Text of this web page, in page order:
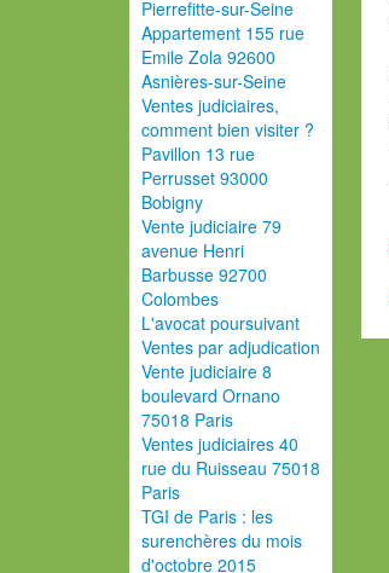
Pierrefitte-sur-Seine
Appartement 155 rue
Emile Zola 92600
Asnières-sur-Seine
Ventes judiciaires,
comment bien visiter ?
Pavillon 13 rue
Perrusset 93000
Bobigny
Vente judiciaire 79
avenue Henri
Barbusse 92700
Colombes
L'avocat poursuivant
Ventes par adjudication
Vente judiciaire 8
boulevard Ornano
75018 Paris
Ventes judiciaires 40
rue du Ruisseau 75018
Paris
TGI de Paris : les
surenchères du mois
d'octobre 2015